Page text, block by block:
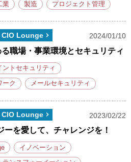
業 製造 プロジェクト管理
CIO Lounge 2024/01/10
る職場・事業環境とセキュリティ
ントセキュリティ
ーク メールセキュリティ
CIO Lounge 2023/02/22
ーを愛して、チャレンジを！
イノベーション